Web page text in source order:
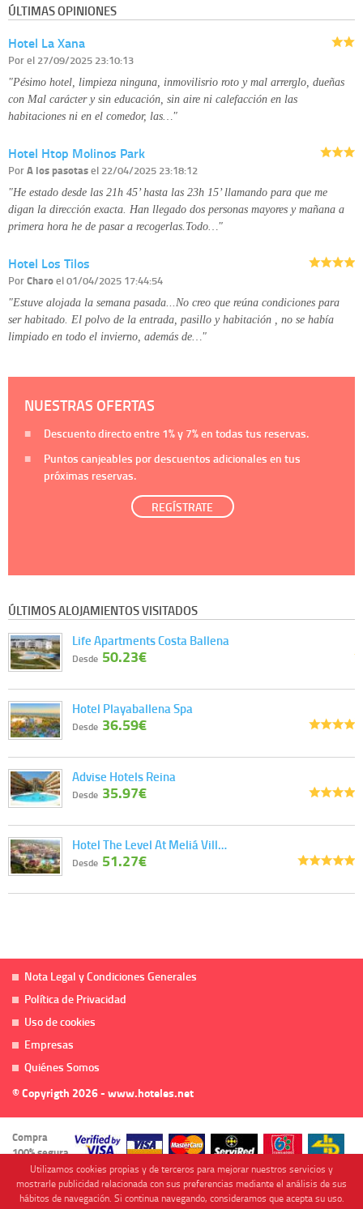
Derechos:tiene derecho a saber qué información tenemos sobre usted,
disponible en nuestra página web.
Información complementaria:
ÚLTIMAS OPINIONES
Hotel La Xana
Porel 27/09/2025 23:10:13
"Pésimo hotel, limpieza ninguna, inmovilisrio roto y mal arrerglo, dueñas
con Mal carácter y sin educación, sin aire ni calefacción en las
habitaciones ni en el comedor, las…"
Hotel Htop Molinos Park
PorA los pasotasel 22/04/2025 23:18:12
"He estado desde las 21h 45’ hasta las 23h 15’ llamando para que me
digan la dirección exacta. Han llegado dos personas mayores y mañana a
primera hora he de pasar a recogerlas.Todo…"
Hotel Los Tilos
PorCharoel 01/04/2025 17:44:54
"Estuve alojada la semana pasada...No creo que reúna condiciones para
ser habitado. El polvo de la entrada, pasillo y habitación , no se había
limpiado en todo el invierno, además de…"
NUESTRAS OFERTAS
Descuento directo entre 1%y 7%en todas tus reservas.
Puntos canjeables por descuentos adicionales en tus
próximas reservas.
REGÍSTRATE
ÚLTIMOS ALOJAMIENTOS VISITADOS
Life Apartments Costa Ballena
Desde 50.23€
Hotel Playaballena Spa
Desde 36.59€
Advise Hotels Reina
Desde 35.97€
Hotel The Level At Meliá Vill…
Desde 51.27€
Nota Legal y Condiciones Generales
Política de Privacidad
Uso de cookies
Empresas
Quiénes Somos
© Copyrigth 2026 - www.hoteles.net
Compra
100% segura
Utilizamos cookies propias y de terceros para mejorar nuestros servicios y
mostrarle publicidad relacionada con sus preferencias mediante el análisis de sus
hábitos de navegación. Si continua navegando, consideramos que acepta su uso.